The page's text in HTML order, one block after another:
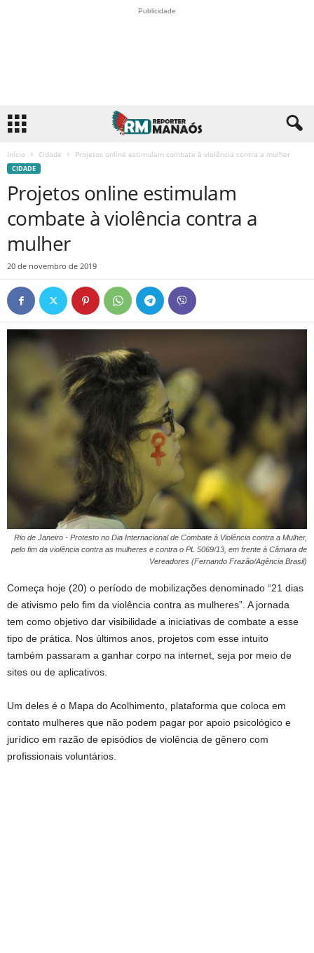
Publicidade
Início Cidade Projetos online estimulam combate à violência contra a mulher
CIDADE
Projetos online estimulam
combate à violência contra a
mulher
20 de novembro de 2019
Rio de Janeiro - Protesto no Dia Internacional de Combate à Violência contra a Mulher,
pelo fim da violência contra as mulheres e contra o PL 5069/13, em frente à Câmara de
Vereadores (Fernando Frazão/Agência Brasil)
Começa hoje (20) o período de mobilizações denominado “21 dias
de ativismo pelo fim da violência contra as mulheres”. A jornada
tem como objetivo dar visibilidade a iniciativas de combate a esse
tipo de prática. Nos últimos anos, projetos com esse intuito
também passaram a ganhar corpo na internet, seja por meio de
sites ou de aplicativos.
Um deles é o Mapa do Acolhimento, plataforma que coloca em
contato mulheres que não podem pagar por apoio psicológico e
jurídico em razão de episódios de violência de gênero com
profissionais voluntários.